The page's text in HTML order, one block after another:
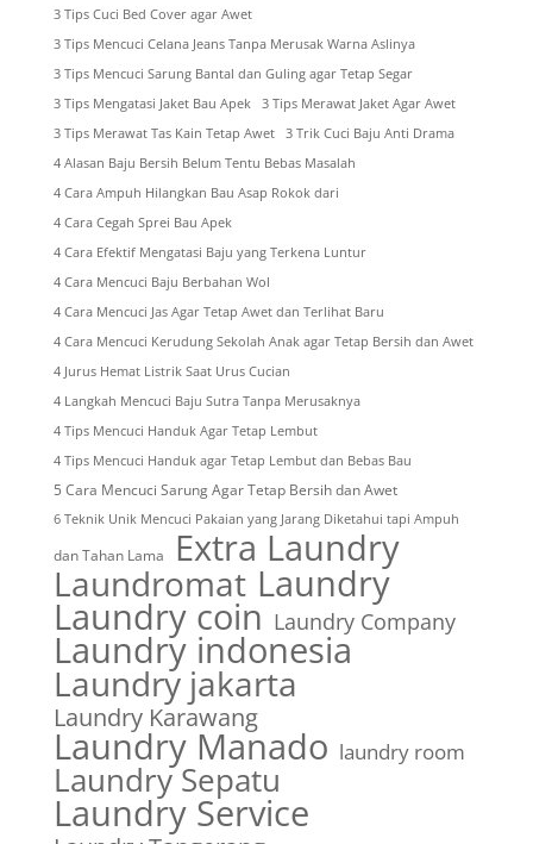
3 Tips Cuci Bed Cover agar Awet
3 Tips Mencuci Celana Jeans Tanpa Merusak Warna Aslinya
3 Tips Mencuci Sarung Bantal dan Guling agar Tetap Segar
3 Tips Mengatasi Jaket Bau Apek
3 Tips Merawat Jaket Agar Awet
3 Tips Merawat Tas Kain Tetap Awet
3 Trik Cuci Baju Anti Drama
4 Alasan Baju Bersih Belum Tentu Bebas Masalah
4 Cara Ampuh Hilangkan Bau Asap Rokok dari
4 Cara Cegah Sprei Bau Apek
4 Cara Efektif Mengatasi Baju yang Terkena Luntur
4 Cara Mencuci Baju Berbahan Wol
4 Cara Mencuci Jas Agar Tetap Awet dan Terlihat Baru
4 Cara Mencuci Kerudung Sekolah Anak agar Tetap Bersih dan Awet
4 Jurus Hemat Listrik Saat Urus Cucian
4 Langkah Mencuci Baju Sutra Tanpa Merusaknya
4 Tips Mencuci Handuk Agar Tetap Lembut
4 Tips Mencuci Handuk agar Tetap Lembut dan Bebas Bau
5 Cara Mencuci Sarung Agar Tetap Bersih dan Awet
6 Teknik Unik Mencuci Pakaian yang Jarang Diketahui tapi Ampuh
dan Tahan Lama Extra Laundry
Laundromat Laundry
Laundry coin Laundry Company
Laundry indonesia
Laundry jakarta
Laundry Karawang
Laundry Manado laundry room
Laundry Sepatu
Laundry Service